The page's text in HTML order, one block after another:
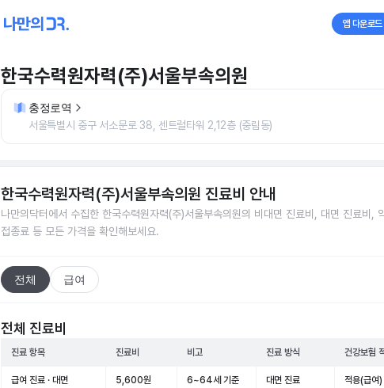
앱 다운로드
한국수력원자력(주)서울부속의원
충정로역
서울특별시 중구 서소문로 38, 센트럴타워 2,12층 (중림동)
한국수력원자력(주)서울부속의원 진료비 안내
나만의닥터에서 수집한 한국수력원자력(주)서울부속의원의 비대면 진료비, 대면 진료비,
접종료 등 모든 가격을 확인해보세요.
전체 급여
전체 진료비
진료 항목 진료비 비고 진료 방식 건강보험
급여 진료 · 대면 5,600원 6~64세 기준 대면 진료 적용(급여)